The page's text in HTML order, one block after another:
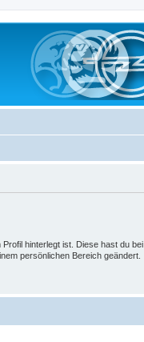
hinterlegt ist. Diese hast du bei
persönlichen Bereich geändert.